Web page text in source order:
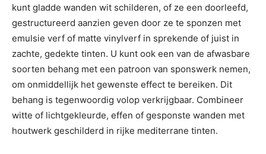
kunt gladde wanden wit schilderen, of ze een doorleefd,
gestructureerd aanzien geven door ze te sponzen met
emulsie verf of matte vinylverf in sprekende of juist in
zachte, gedekte tinten. U kunt ook een van de afwasbare
soorten behang met een patroon van sponswerk nemen,
om onmiddellijk het gewenste effect te bereiken. Dit
behang is tegenwoordig volop verkrijgbaar. Combineer
witte of lichtgekleurde, effen of gesponste wanden met
houtwerk geschilderd in rijke mediterrane tinten.